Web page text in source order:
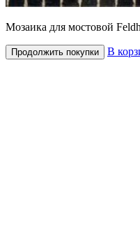
Мозаика для мостовой
Продолжить покупки В